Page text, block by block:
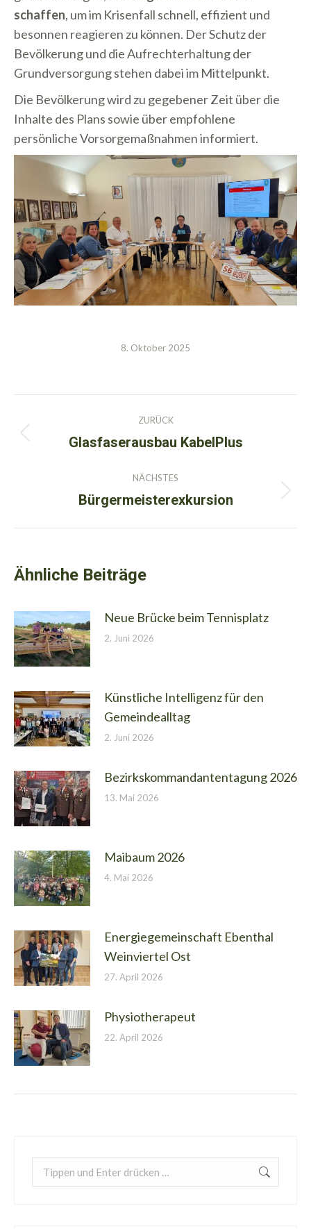
schaffen, um im Krisenfall schnell, effizient und
besonnen reagieren zu können. Der Schutz der
Bevölkerung und die Aufrechterhaltung der
Grundversorgung stehen dabei im Mittelpunkt.
Die Bevölkerung wird zu gegebener Zeit über die
Inhalte des Plans sowie über empfohlene
persönliche Vorsorgemaßnahmen informiert.
8. Oktober 2025
Kommentarnavigation
ZURÜCK
Vorheriger
Glasfaserausbau KabelPlus
NÄCHSTES
Nächster
Bürgermeisterexkursion
Ähnliche Beiträge
Neue Brücke beim Tennisplatz
2. Juni 2026
Künstliche Intelligenz für den
Gemeindealltag
2. Juni 2026
Bezirkskommandantentagung 2026
13. Mai 2026
Maibaum 2026
4. Mai 2026
Energiegemeinschaft Ebenthal
Weinviertel Ost
27. April 2026
Physiotherapeut
22. April 2026
Search: